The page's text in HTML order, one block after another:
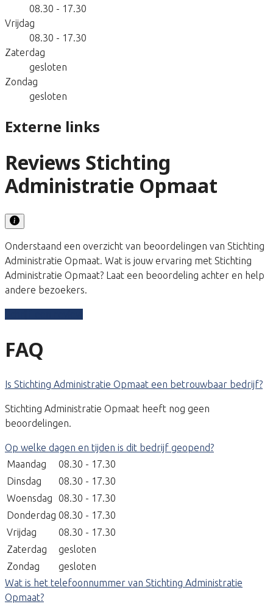
08.30 - 17.30
Vrijdag
08.30 - 17.30
Zaterdag
gesloten
Zondag
gesloten
Externe links
Reviews Stichting
Administratie Opmaat
Onderstaand een overzicht van beoordelingen van Stichting
Administratie Opmaat. Wat is jouw ervaring met Stichting
Administratie Opmaat? Laat een beoordeling achter en help
andere bezoekers.
FAQ
Is Stichting Administratie Opmaat een betrouwbaar bedrijf?
Stichting Administratie Opmaat heeft nog geen
beoordelingen.
Op welke dagen en tijden is dit bedrijf geopend?
Maandag
08.30 - 17.30
Dinsdag
08.30 - 17.30
Woensdag
08.30 - 17.30
Donderdag 08.30 - 17.30
Vrijdag
08.30 - 17.30
Zaterdag
gesloten
Zondag
gesloten
Wat is het telefoonnummer van Stichting Administratie
Opmaat?